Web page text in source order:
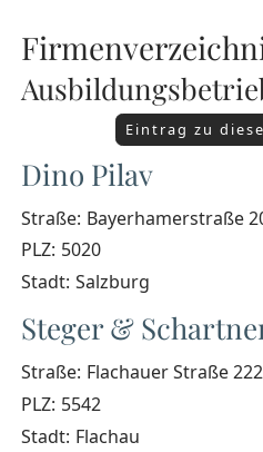
Eintrag zu
Dino Pilav
Straße: Bayerhamerstraße
PLZ: 5020
Stadt: Salzburg
Steger &
Straße: Flachauer Straße 222
PLZ: 5542
Stadt: Flachau